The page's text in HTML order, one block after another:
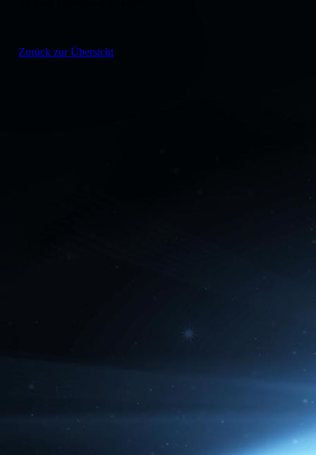
Zurück zur Übersicht